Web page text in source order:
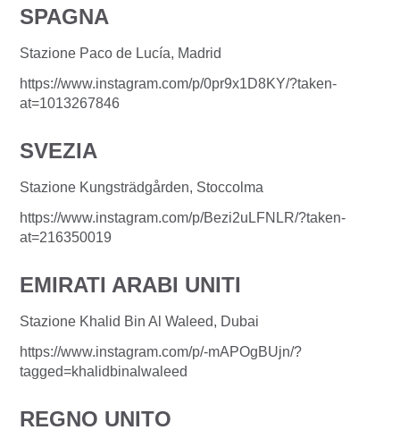
SPAGNA
Stazione Paco de Lucía, Madrid
https://www.instagram.com/p/0pr9x1D8KY/?taken-
at=1013267846
SVEZIA
Stazione Kungsträdgården, Stoccolma
https://www.instagram.com/p/Bezi2uLFNLR/?taken-
at=216350019
EMIRATI ARABI UNITI
Stazione Khalid Bin Al Waleed, Dubai
https://www.instagram.com/p/-mAPOgBUjn/?
tagged=khalidbinalwaleed
REGNO UNITO